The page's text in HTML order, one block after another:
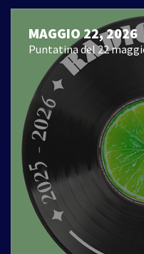
MAGGIO 22, 2026
Puntatina del 22